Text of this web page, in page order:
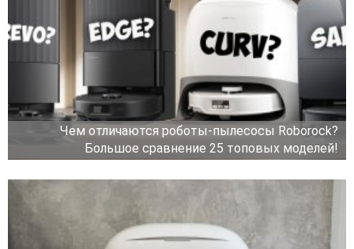
Чем отличаются роботы-пылесосы Roborock?
Большое сравнение 25 топовых моделей!